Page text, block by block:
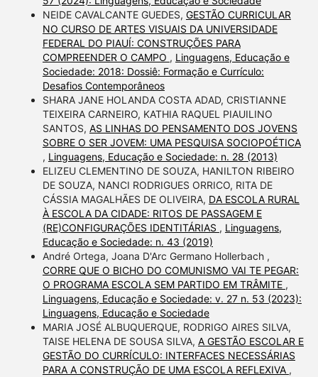
NEIDE CAVALCANTE GUEDES, GESTÃO CURRICULAR
NO CURSO DE ARTES VISUAIS DA UNIVERSIDADE
FEDERAL DO PIAUÍ: CONSTRUÇÕES PARA
COMPREENDER O CAMPO , Linguagens, Educação e
Sociedade: 2018: Dossiê: Formação e Currículo:
Desafios Contemporâneos
SHARA JANE HOLANDA COSTA ADAD, CRISTIANNE
TEIXEIRA CARNEIRO, KATHIA RAQUEL PIAUILINO
SANTOS, AS LINHAS DO PENSAMENTO DOS JOVENS
SOBRE O SER JOVEM: UMA PESQUISA SOCIOPOÉTICA
, Linguagens, Educação e Sociedade: n. 28 (2013)
ELIZEU CLEMENTINO DE SOUZA, HANILTON RIBEIRO
DE SOUZA, NANCI RODRIGUES ORRICO, RITA DE
CÁSSIA MAGALHÃES DE OLIVEIRA, DA ESCOLA RURAL
À ESCOLA DA CIDADE: RITOS DE PASSAGEM E
(RE)CONFIGURAÇÕES IDENTITÁRIAS , Linguagens,
Educação e Sociedade: n. 43 (2019)
André Ortega, Joana D'Arc Germano Hollerbach ,
CORRE QUE O BICHO DO COMUNISMO VAI TE PEGAR:
O PROGRAMA ESCOLA SEM PARTIDO EM TRÂMITE ,
Linguagens, Educação e Sociedade: v. 27 n. 53 (2023):
Linguagens, Educação e Sociedade
MARIA JOSÉ ALBUQUERQUE, RODRIGO AIRES SILVA,
TAISE HELENA DE SOUSA SILVA, A GESTÃO ESCOLAR E
GESTÃO DO CURRÍCULO: INTERFACES NECESSÁRIAS
PARA A CONSTRUÇÃO DE UMA ESCOLA REFLEXIVA ,